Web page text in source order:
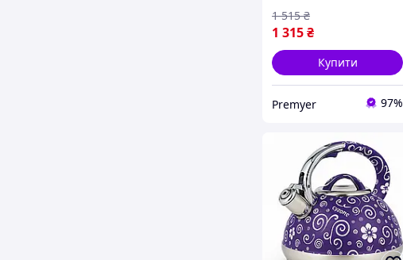
бакелітовою ручкою
що не гріється
1 315₴
1 515 ₴
Купити
Premyer 97%